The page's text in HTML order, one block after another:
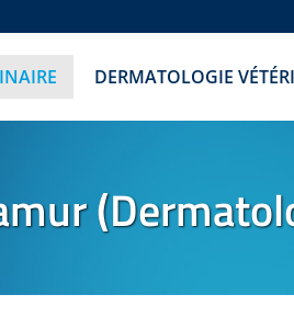
DERMATOLOGIE